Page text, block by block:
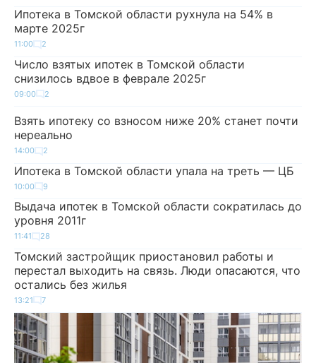
Ипотека в Томской области рухнула на 54% в
марте 2025г
11:00 2
Число взятых ипотек в Томской области
снизилось вдвое в феврале 2025г
09:00 2
Взять ипотеку со взносом ниже 20% станет почти
нереально
14:00 2
Ипотека в Томской области упала на треть — ЦБ
10:00 9
Выдача ипотек в Томской области сократилась до
уровня 2011г
11:41 28
Томский застройщик приостановил работы и
перестал выходить на связь. Люди опасаются, что
остались без жилья
13:21 7